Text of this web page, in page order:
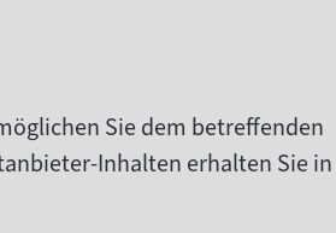
Sie dem betreffenden
Inhalten erhalten Sie in